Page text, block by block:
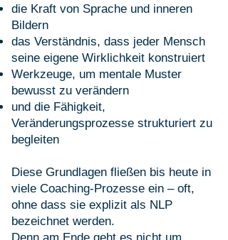
die Kraft von Sprache und inneren
Bildern
das Verständnis, dass jeder Mensch
seine eigene Wirklichkeit konstruiert
Werkzeuge, um mentale Muster
bewusst zu verändern
und die Fähigkeit,
Veränderungsprozesse strukturiert zu
begleiten
Diese Grundlagen fließen bis heute in
viele Coaching-Prozesse ein – oft,
ohne dass sie explizit als NLP
bezeichnet werden.